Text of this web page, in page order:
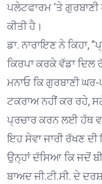
ਪਲੇਟਫਾਰਮ ‘ਤੇ
ਕੀਤੀ ਹੈ।
ਡਾ. ਨਾਰਾਇਣ ਨੇ ਕਿਹਾ,
ਕਿਰਪਾ ਕਰਕੇ ਵੱਡਾ ਦਿਲ
ਮਨਾਓ ਕਿ ਗੁਰਬਾਣੀ
ਟਕਰਾਅ ਨਹੀਂ ਕਰ ਰਹੇ,
ਪ੍ਰਚਾਰ ਕਰਨ ਲਈ ਹੱਥ
ਇਹ ਸੇਵਾ ਜਾਰੀ ਰੱਖਣ ਦੀ
ਉਨ੍ਹਾਂ ਦੱਸਿਆ ਕਿ ਜਦੋਂ
ਬਾਅਦ ਜੀ.ਟੀ.ਸੀ. ਦੇ